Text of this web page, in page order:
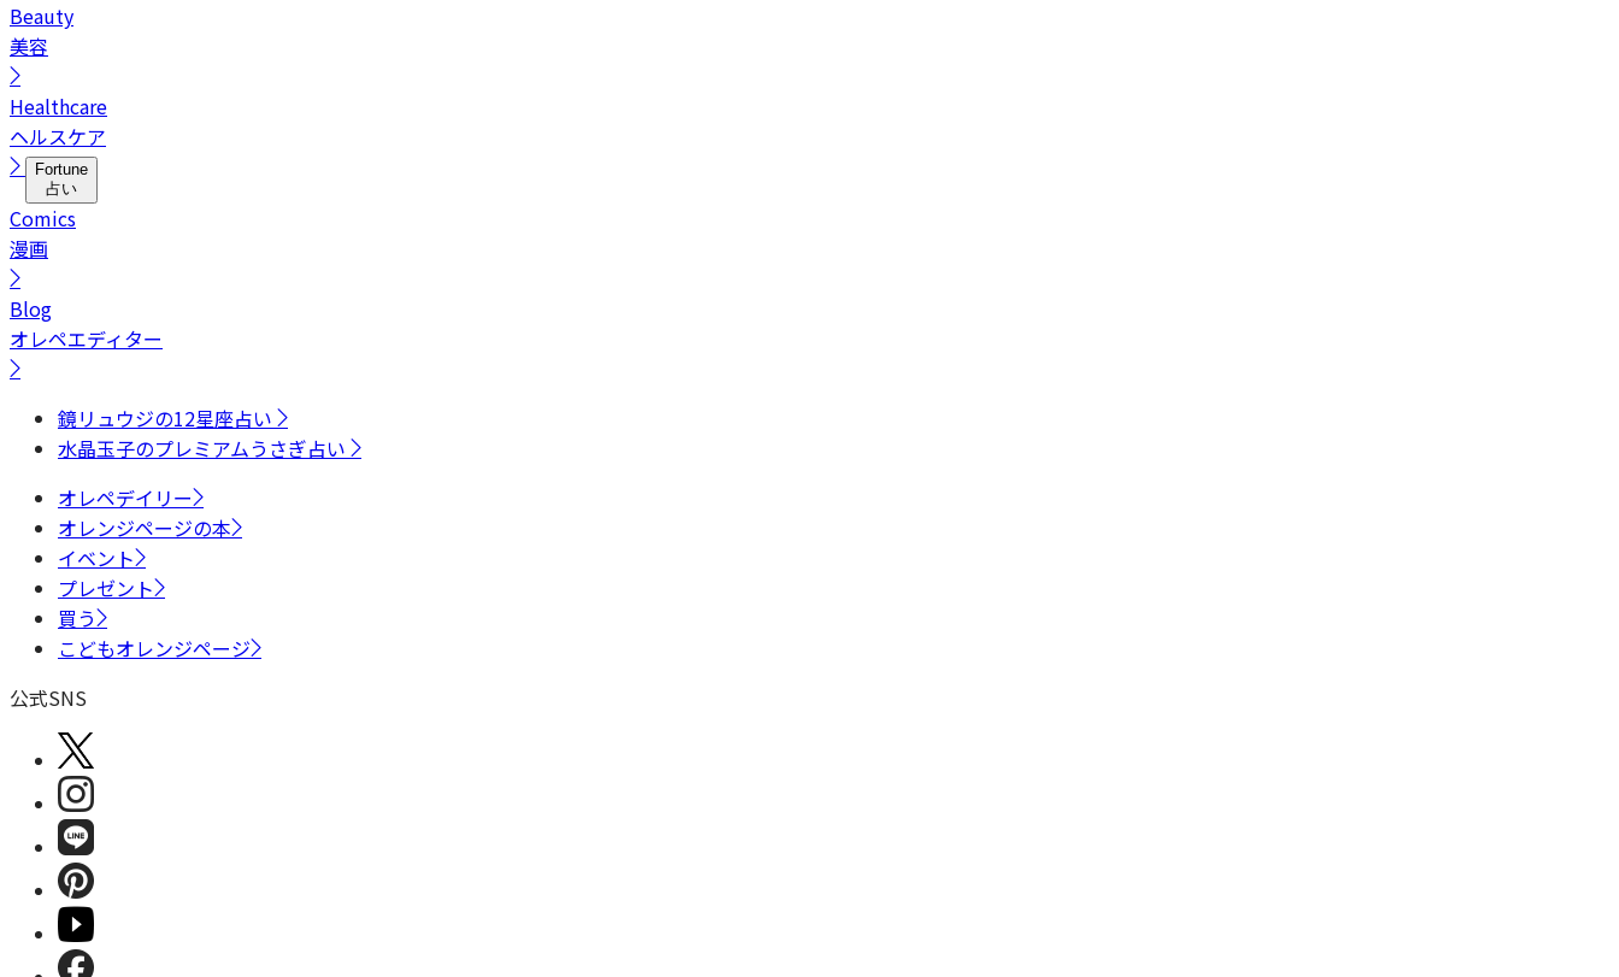
Beauty
美容
Healthcare
ヘルスケア
Fortune
占い
Comics
漫画
Blog
オレペエディター
鏡リュウジの12星座占い
水晶玉子のプレミアムうさぎ占い
オレペデイリー
オレンジページの本
イベント
プレゼント
買う
こどもオレンジページ
公式SNS